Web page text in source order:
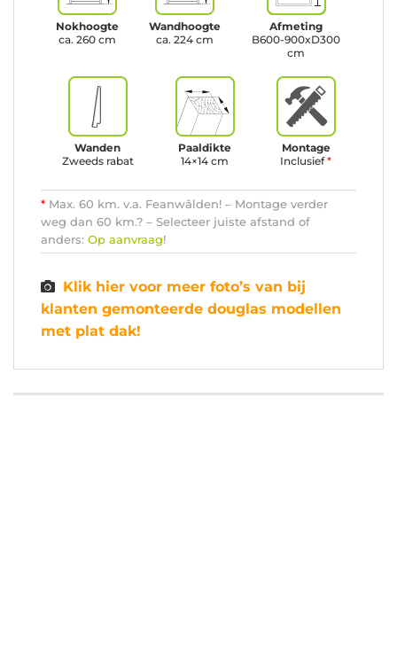
Nokhoogte
ca. 260 cm
Wandhoogte
ca. 224 cm
Afmeting
B600-900xD300
cm
Wanden
Zweeds rabat
Paaldikte
14×14 cm
Montage
Inclusief*
* Max. 60 km. v.a. Feanwâlden! – Montage verder
weg dan 60 km.? – Selecteer juiste afstand of
anders: Op aanvraag!
Klik hier voor meer foto’s van bij
klanten gemonteerde douglas modellen
met plat dak!